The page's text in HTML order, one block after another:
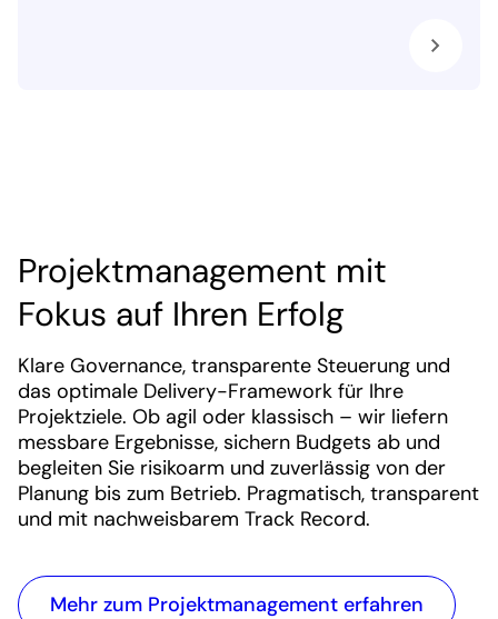
Projektmanagement mit
Fokus auf Ihren Erfolg
Klare Governance, transparente Steuerung und
das optimale Delivery-Framework für Ihre
Projektziele. Ob agil oder klassisch – wir liefern
messbare Ergebnisse, sichern Budgets ab und
begleiten Sie risikoarm und zuverlässig von der
Planung bis zum Betrieb. Pragmatisch, transparent
und mit nachweisbarem Track Record.
Mehr zum Projektmanagement erfahren